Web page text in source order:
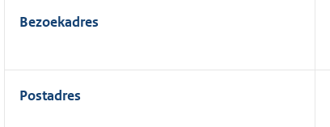
Bezoekadres
Postadres